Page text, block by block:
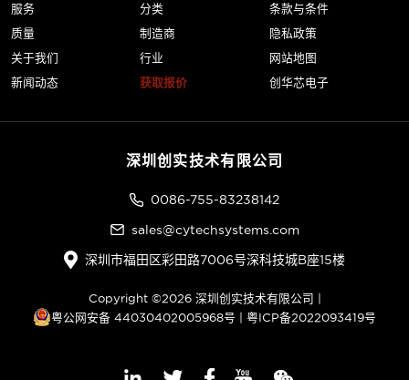
服务
质量
关于我们
新闻动态
分类
制造商
行业
获取报价
条款与条件
隐私政策
网站地图
创华芯电子
深圳创实技术有限公司
0086-755-83238142
sales@cytechsystems.com
深圳市福田区彩田路7006号深科技城B座15楼
Copyright ©2026 深圳创实技术有限公司 |
粤公网安备 44030402005968号 | 粤ICP备2022093419号